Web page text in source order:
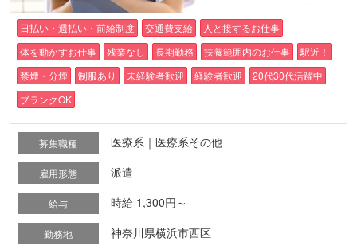
日払い・週払い・前給制度 交通費支給
人と接するお仕事
体を動かすお仕事
残業なし 長期勤務 扶養範囲内のお仕事
駅近！
禁煙・分煙
制服あり 未経験者歓迎 経験者歓迎
20代30代活躍中
ブランクOK
募集職種 医療系｜医療系その他
雇用形態 派遣
給与 時給 1,300円～
勤務地 神奈川県横浜市西区